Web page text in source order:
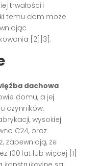
trwałości i
temu dom może
[2][3].
dachowa
domu, a jej
czynników.
wysokiej
C24, oraz
zapewniają, że
100 lat lub więcej [1]